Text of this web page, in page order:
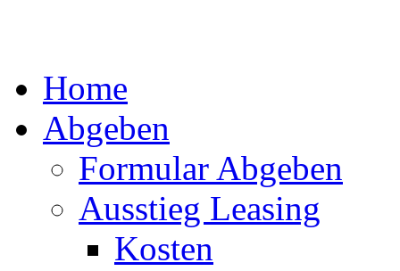
Home
Abgeben
Formular Abgeben
Ausstieg Leasing
Kosten